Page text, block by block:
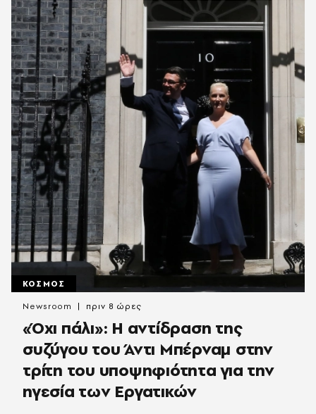
ΚΟΣΜΟΣ
«Όχι πάλι»: Η αντίδραση της
συζύγου του Άντι Μπέρναμ στην
τρίτη του υποψηφιότητα για την
ηγεσία των Εργατικών
Newsroom πριν 8 ώρες